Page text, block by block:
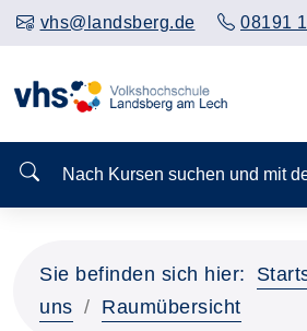
vhs@landsberg.de 08191
Nach Kursen suchen und mit
Sie befinden sich hier:
uns
Raumübersicht